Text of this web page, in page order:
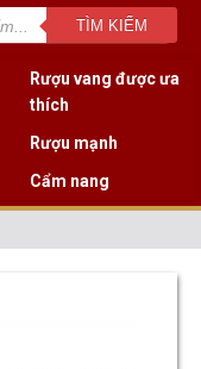
TÌM KIẾM
Rượu vang được ưa
thích
Rượu mạnh
Cẩm nang